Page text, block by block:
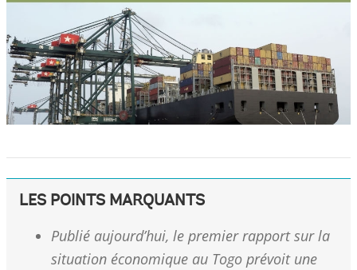
LES POINTS MARQUANTS
Publié aujourd’hui, le premier rapport sur la
situation économique au Togo prévoit une